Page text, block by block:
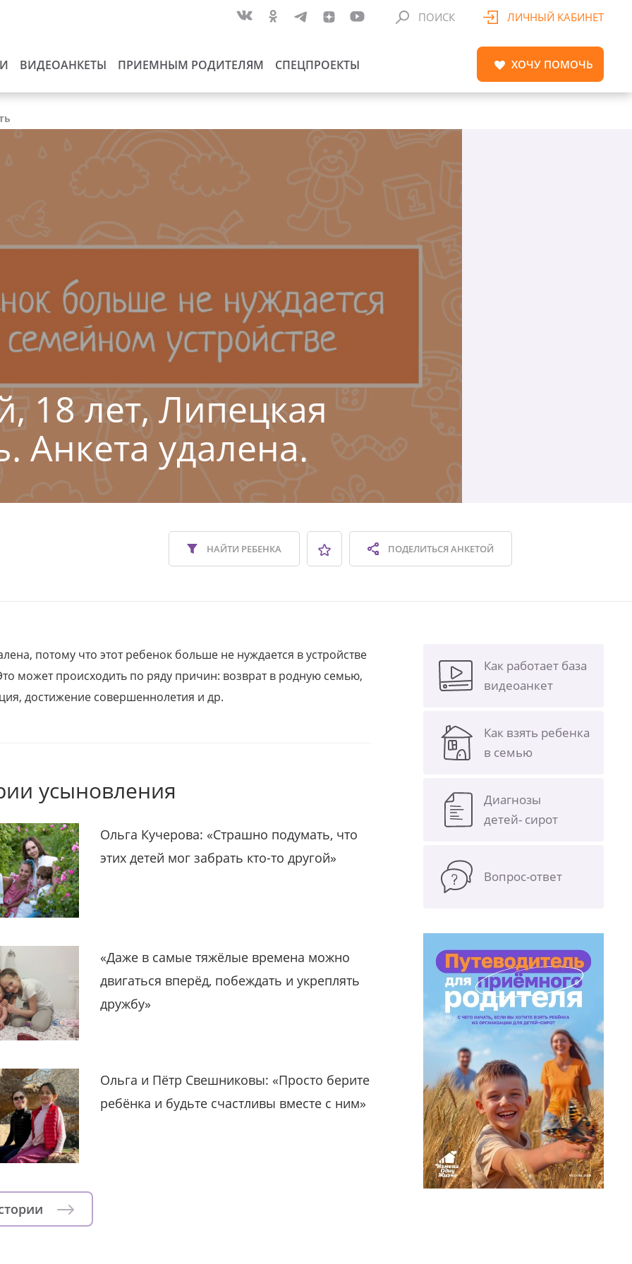
ВИДЕОАНКЕТЫ ПРИЕМНЫМ РОДИТЕЛЯМ СПЕЦПРОЕКТЫ
ПОИСК ЛИЧНЫЙ КАБИНЕТ
ХОЧУ ПОМОЧЬ
18 лет, Липецкая
Анкета удалена.
ПОДЕЛИТЬСЯАНКЕТОЙ
НАЙТИ РЕБЕНКА
потому что этот ребенок больше не нуждается в устройстве
может происходить по ряду причин: возврат в родную семью,
достижение совершеннолетия и др.
усыновления
Ольга Кучерова: «Страшно подумать, что
этих детей мог забрать кто-то другой»
«Даже в самые тяжёлые времена можно
двигаться вперёд, побеждать и укреплять
дружбу»
Ольга и Пётр Свешниковы: «Просто берите
ребёнка и будьте счастливы вместе с ним»
Как работает база
видеоанкет
Как взять ребенка
в семью
Диагнозы
детей- сирот
Вопрос-ответ